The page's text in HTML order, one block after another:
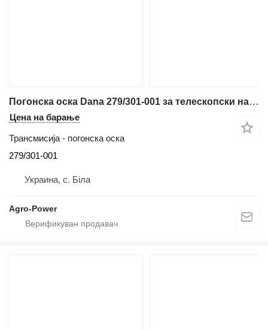
Погонска оска Dana 279/301-001 за телескопски натоварувач Caterpillar TH62,TH63,TH355
Цена на барање
Трансмисија - погонска оска
279/301-001
Украина, с. Біла
Agro-Power